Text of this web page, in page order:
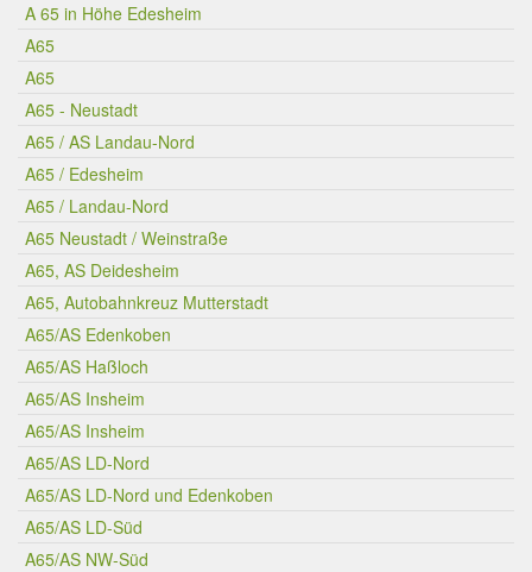
A 65 in Höhe Edesheim
A65
A65
A65 - Neustadt
A65 / AS Landau-Nord
A65 / Edesheim
A65 / Landau-Nord
A65 Neustadt / Weinstraße
A65, AS Deidesheim
A65, Autobahnkreuz Mutterstadt
A65/AS Edenkoben
A65/AS Haßloch
A65/AS Insheim
A65/AS Insheim
A65/AS LD-Nord
A65/AS LD-Nord und Edenkoben
A65/AS LD-Süd
A65/AS NW-Süd